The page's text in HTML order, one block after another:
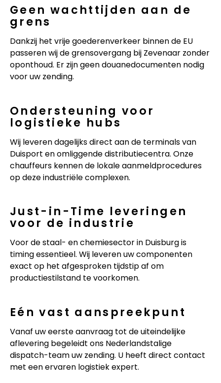
Geen wachttijden aan de
grens
Dankzij het vrije goederenverkeer binnen de EU
passeren wij de grensovergang bij Zevenaar zonder
oponthoud. Er zijn geen douanedocumenten nodig
voor uw zending.
Ondersteuning voor
logistieke hubs
Wij leveren dagelijks direct aan de terminals van
Duisport en omliggende distributiecentra. Onze
chauffeurs kennen de lokale aanmeldprocedures
op deze industriële complexen.
Just-in-Time leveringen
voor de industrie
Voor de staal- en chemiesector in Duisburg is
timing essentieel. Wij leveren uw componenten
exact op het afgesproken tijdstip af om
productiestilstand te voorkomen.
Eén vast aanspreekpunt
Vanaf uw eerste aanvraag tot de uiteindelijke
aflevering begeleidt ons Nederlandstalige
dispatch-team uw zending. U heeft direct contact
met een ervaren logistiek expert.